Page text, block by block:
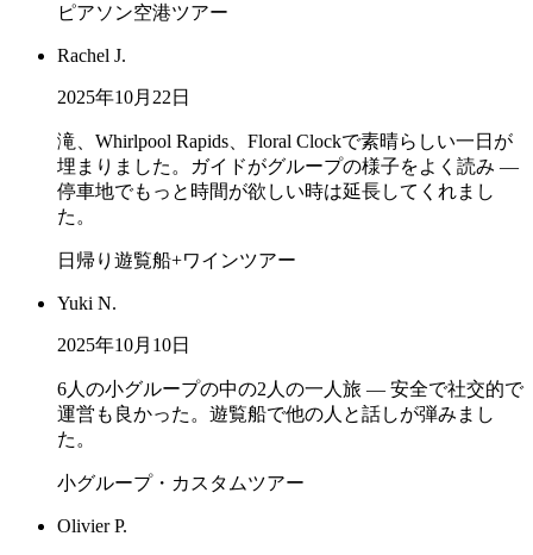
ピアソン空港ツアー
Rachel J.
2025年10月22日
滝、Whirlpool Rapids、Floral Clockで素晴らしい一日が
埋まりました。ガイドがグループの様子をよく読み —
停車地でもっと時間が欲しい時は延長してくれまし
た。
日帰り遊覧船+ワインツアー
Yuki N.
2025年10月10日
6人の小グループの中の2人の一人旅 — 安全で社交的で
運営も良かった。遊覧船で他の人と話しが弾みまし
た。
小グループ・カスタムツアー
Olivier P.